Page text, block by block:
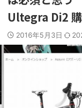
Ultegra Di2 購
2016年5月3日